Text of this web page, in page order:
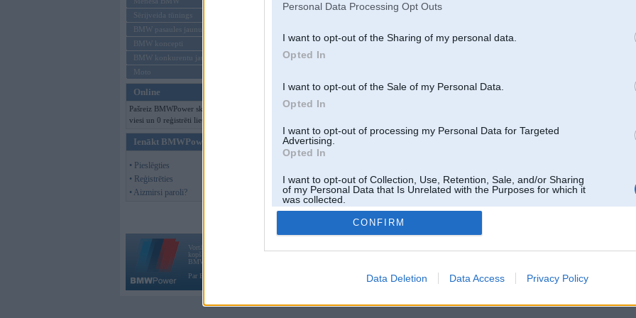
Personal Data Processing Opt Outs
I want to opt-out of the Sharing of my personal data.
Opted In
I want to opt-out of the Sale of my Personal Data.
Opted In
I want to opt-out of processing my Personal Data for Targeted
Advertising.
Opted In
I want to opt-out of Collection, Use, Retention, Sale, and/or Sharing
of my Personal Data that Is Unrelated with the Purposes for which it
was collected.
Opted Out
CONFIRM
Data Deletion Data Access Privacy Policy
Sērijveida tūnings
BMW pasaules jaunumi
BMW koncepti
BMW konkurentu jaunumi
Moto
Online
Pašreiz BMWPower skatās 421
viesi un 0 reģistrēti lietotāji.
Ienākt BMWPower
• Pieslēgties
• Reģistrēties
• Aizmirsi paroli?
Vortāls BMWPower.lv darbojas
kopš 2002. gada 14. maija. Tas nav auto klubs un nav saistīts ar
BMW AG.
Par BMWPower